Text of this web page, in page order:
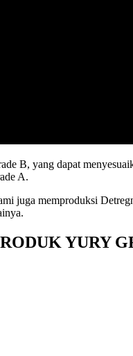
B, yang dapat
A.
memproduksi
YURY